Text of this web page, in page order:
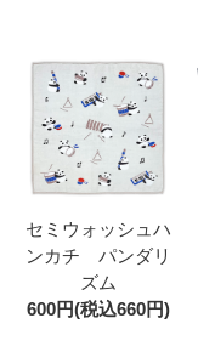
セミウォッシュハ
ンカチ パンダリ
ズム
600円(税込660円)